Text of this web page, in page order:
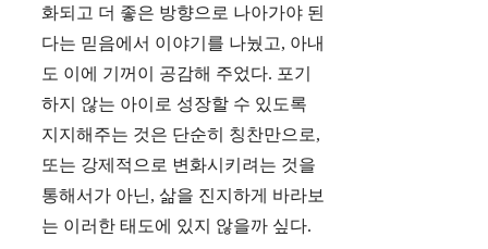
화되고 더 좋은 방향으로 나아가야 된
다는 믿음에서 이야기를 나눴고, 아내
도 이에 기꺼이 공감해 주었다. 포기
하지 않는 아이로 성장할 수 있도록
지지해주는 것은 단순히 칭찬만으로,
또는 강제적으로 변화시키려는 것을
통해서가 아닌, 삶을 진지하게 바라보
는 이러한 태도에 있지 않을까 싶다.